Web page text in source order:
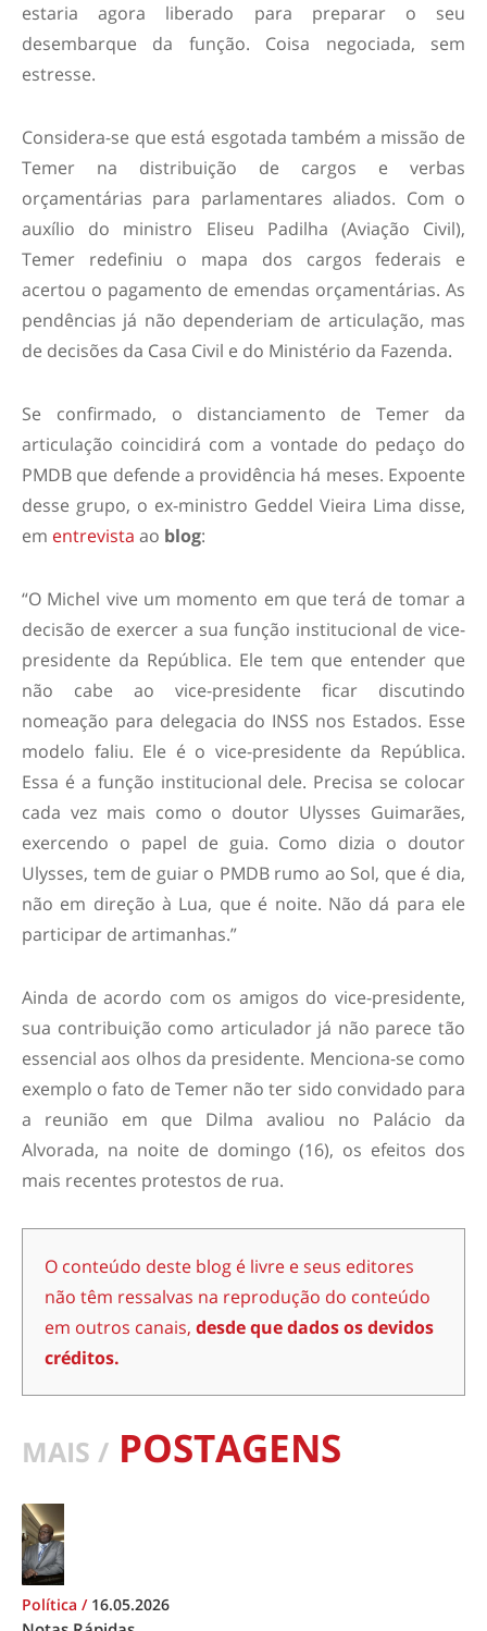
estaria agora liberado para preparar o seu
desembarque da função. Coisa negociada, sem
estresse.
Considera-se que está esgotada também a missão de
Temer na distribuição de cargos e verbas
orçamentárias para parlamentares aliados. Com o
auxílio do ministro Eliseu Padilha (Aviação Civil),
Temer redefiniu o mapa dos cargos federais e
acertou o pagamento de emendas orçamentárias. As
pendências já não dependeriam de articulação, mas
de decisões da Casa Civil e do Ministério da Fazenda.
Se confirmado, o distanciamento de Temer da
articulação coincidirá com a vontade do pedaço do
PMDB que defende a providência há meses. Expoente
desse grupo, o ex-ministro Geddel Vieira Lima disse,
em entrevista ao blog:
“O Michel vive um momento em que terá de tomar a
decisão de exercer a sua função institucional de vice-
presidente da República. Ele tem que entender que
não cabe ao vice-presidente ficar discutindo
nomeação para delegacia do INSS nos Estados. Esse
modelo faliu. Ele é o vice-presidente da República.
Essa é a função institucional dele. Precisa se colocar
cada vez mais como o doutor Ulysses Guimarães,
exercendo o papel de guia. Como dizia o doutor
Ulysses, tem de guiar o PMDB rumo ao Sol, que é dia,
não em direção à Lua, que é noite. Não dá para ele
participar de artimanhas.”
Ainda de acordo com os amigos do vice-presidente,
sua contribuição como articulador já não parece tão
essencial aos olhos da presidente. Menciona-se como
exemplo o fato de Temer não ter sido convidado para
a reunião em que Dilma avaliou no Palácio da
Alvorada, na noite de domingo (16), os efeitos dos
mais recentes protestos de rua.
O conteúdo deste blog é livre e seus editores
não têm ressalvas na reprodução do conteúdo
em outros canais, desde que dados os devidos
créditos.
MAIS / POSTAGENS
Política / 16.05.2026